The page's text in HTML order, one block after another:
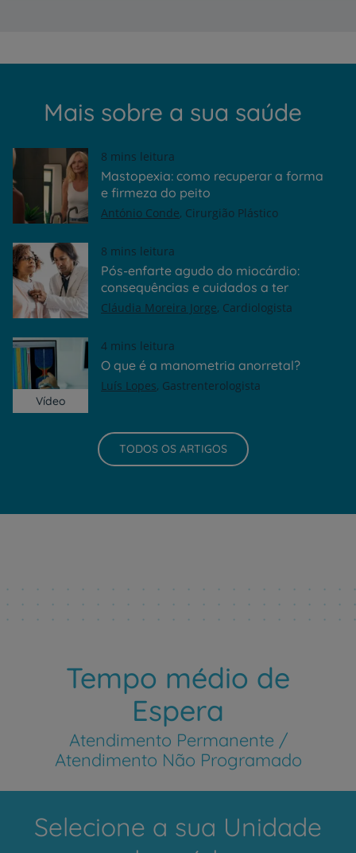
Mais sobre a sua saúde
8 mins leitura
Mastopexia: como recuperar a forma
e firmeza do peito
António Conde Cirurgião Plástico
8 mins leitura
Pós-enfarte agudo do miocárdio:
consequências e cuidados a ter
Cláudia Moreira Jorge Cardiologista
Vídeo
4 mins leitura
O que é a manometria anorretal?
Luís Lopes Gastrenterologista
TODOS OS ARTIGOS
Tempo médio de
Espera
Atendimento Permanente /
Atendimento Não Programado
Selecione a sua Unidade